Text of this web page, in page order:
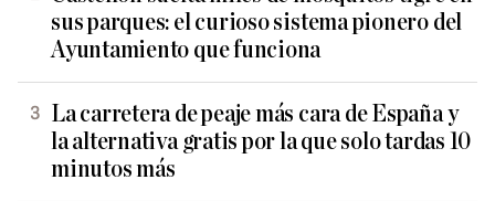
sus parques: el curioso sistema pionero del
Ayuntamiento que funciona
La carretera de peaje más cara de España y
la alternativa gratis por la que solo tardas 10
minutos más